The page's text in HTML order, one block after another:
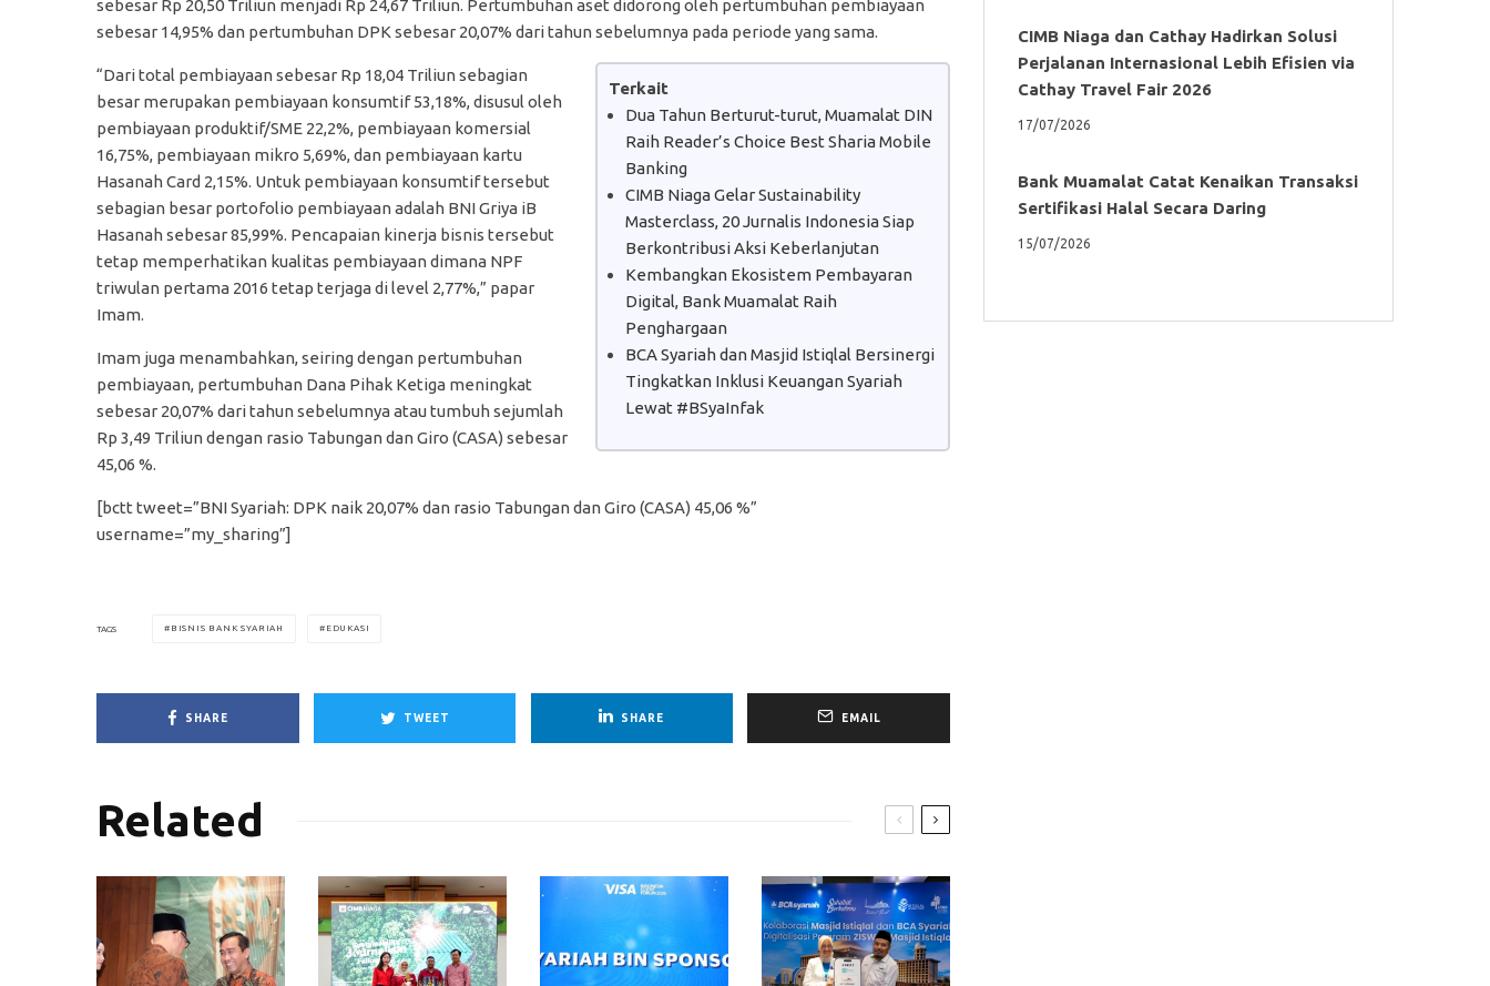
sebesar Rp 20,50 Triliun menjadi Rp 24,67 Triliun. Pertumbuhan aset didorong oleh pertumbuhan pembiayaan
sebesar 14,95% dan pertumbuhan DPK sebesar 20,07% dari tahun sebelumnya pada periode yang sama.
Terkait
Dua Tahun Berturut-turut, Muamalat DIN
Raih Reader’s Choice Best Sharia Mobile
Banking
CIMB Niaga Gelar Sustainability
Masterclass, 20 Jurnalis Indonesia Siap
Berkontribusi Aksi Keberlanjutan
Kembangkan Ekosistem Pembayaran
Digital, Bank Muamalat Raih
Penghargaan
BCA Syariah dan Masjid Istiqlal Bersinergi
Tingkatkan Inklusi Keuangan Syariah
Lewat #BSyaInfak
“Dari total pembiayaan sebesar Rp 18,04 Triliun sebagian
besar merupakan pembiayaan konsumtif 53,18%, disusul oleh
pembiayaan produktif/SME 22,2%, pembiayaan komersial
16,75%, pembiayaan mikro 5,69%, dan pembiayaan kartu
Hasanah Card 2,15%. Untuk pembiayaan konsumtif tersebut
sebagian besar portofolio pembiayaan adalah BNI Griya iB
Hasanah sebesar 85,99%. Pencapaian kinerja bisnis tersebut
tetap memperhatikan kualitas pembiayaan dimana NPF
triwulan pertama 2016 tetap terjaga di level 2,77%,” papar
Imam.
Imam juga menambahkan, seiring dengan pertumbuhan
pembiayaan, pertumbuhan Dana Pihak Ketiga meningkat
sebesar 20,07% dari tahun sebelumnya atau tumbuh sejumlah
Rp 3,49 Triliun dengan rasio Tabungan dan Giro (CASA) sebesar
45,06 %.
[bctt tweet=”BNI Syariah: DPK naik 20,07% dan rasio Tabungan dan Giro (CASA) 45,06 %”
username=”my_sharing”]
TAGS BISNIS BANK SYARIAH EDUKASI
SHARE TWEET SHARE EMAIL
Related
CIMB Niaga dan Cathay Hadirkan Solusi
Perjalanan Internasional Lebih Efisien via
Cathay Travel Fair 2026
17/07/2026
Bank Muamalat Catat Kenaikan Transaksi
Sertifikasi Halal Secara Daring
15/07/2026